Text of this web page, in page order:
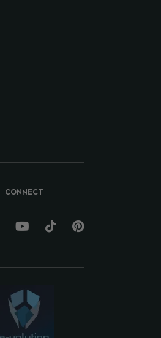
CONNECT